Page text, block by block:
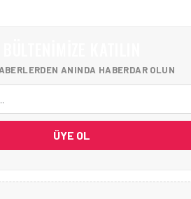
ANINDA HABERDAR OLUN
ÜYE OL